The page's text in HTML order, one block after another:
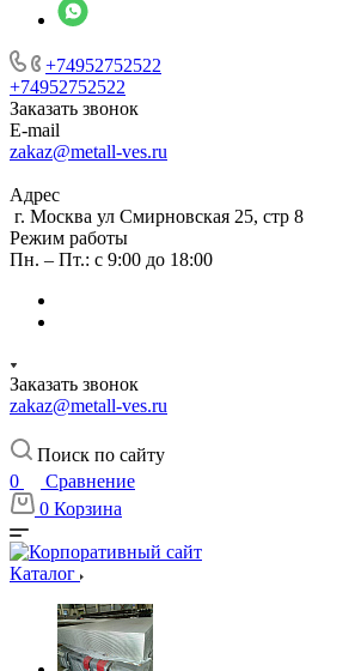
+74952752522
+74952752522
Заказать звонок
E-mail
zakaz@metall-ves.ru
Адрес
г. Москва ул Смирновская 25, стр 8
Режим работы
Пн. – Пт.: с 9:00 до 18:00
Заказать звонок
zakaz@metall-ves.ru
Поиск по сайту
0
Сравнение
0 Корзина
Каталог